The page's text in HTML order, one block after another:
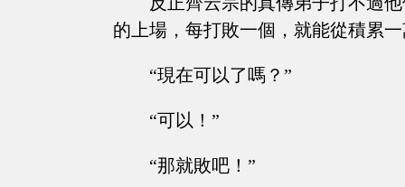
的上場，每打敗一個，就能從積累
“現在可以了嗎？”
“可以！”
“那就敗吧！”